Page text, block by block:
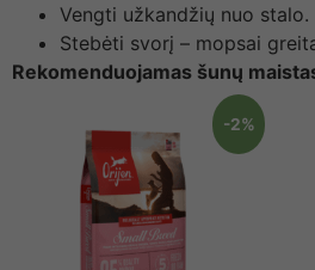
Vengti užkandžių nuo stalo.
Stebėti svorį – mopsai
Rekomenduojamas šunų
-2%